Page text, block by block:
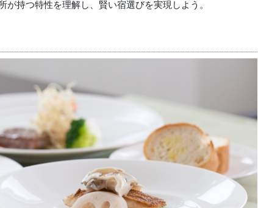
持つ特性を理解し、賢い宿選びを実現しよう。